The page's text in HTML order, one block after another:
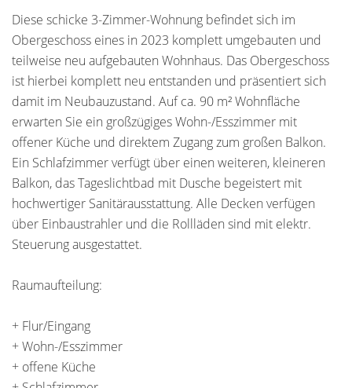
Diese schicke 3-Zimmer-Wohnung befindet sich im
Obergeschoss eines in 2023 komplett umgebauten und
teilweise neu aufgebauten Wohnhaus. Das Obergeschoss
ist hierbei komplett neu entstanden und präsentiert sich
damit im Neubauzustand. Auf ca. 90 m² Wohnfläche
erwarten Sie ein großzügiges Wohn-/Esszimmer mit
offener Küche und direktem Zugang zum großen Balkon.
Ein Schlafzimmer verfügt über einen weiteren, kleineren
Balkon, das Tageslichtbad mit Dusche begeistert mit
hochwertiger Sanitärausstattung. Alle Decken verfügen
über Einbaustrahler und die Rollläden sind mit elektr.
Steuerung ausgestattet.
Raumaufteilung:
+ Flur/Eingang
+ Wohn-/Esszimmer
+ offene Küche